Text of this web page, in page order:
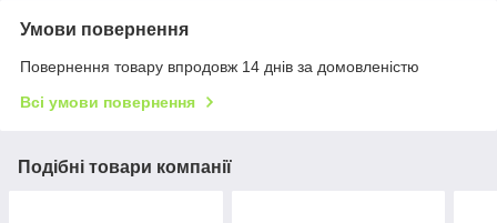
Умови повернення
Повернення товару впродовж 14 днів за домовленістю
Всі умови повернення
Подібні товари компанії